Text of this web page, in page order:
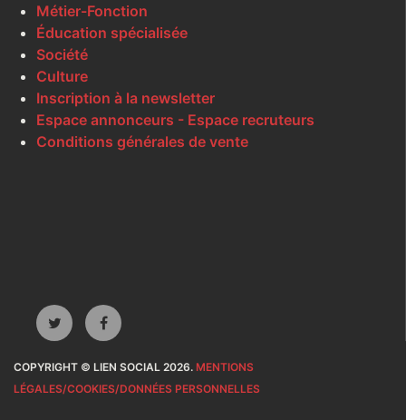
Métier-Fonction
Éducation spécialisée
Société
Culture
Inscription à la newsletter
Espace annonceurs - Espace recruteurs
Conditions générales de vente
COPYRIGHT © LIEN SOCIAL 2026. MENTIONS
LÉGALES/COOKIES/DONNÉES PERSONNELLES